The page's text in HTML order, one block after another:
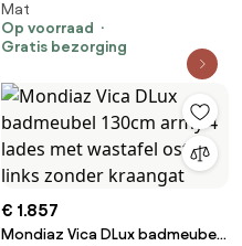
200cm oro 4 lades met
wastafel opalo rechts 1
kraangat
Mat
Op voorraad
Gratis bezorging
€ 1.857
Mondiaz Vica DLux badmeubel